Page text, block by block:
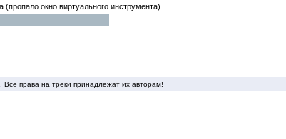
(пропало окно виртуального инструмента)
Все права на треки принадлежат их авторам!